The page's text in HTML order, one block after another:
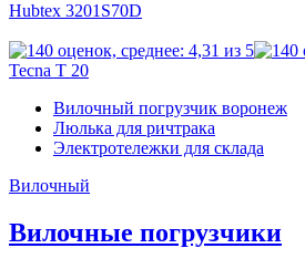
Hubtex 3201S70D
Tecna T 20
Вилочный погрузчик воронеж
Люлька для ричтрака
Электротележки для склада
Вилочный
Вилочные погрузчики